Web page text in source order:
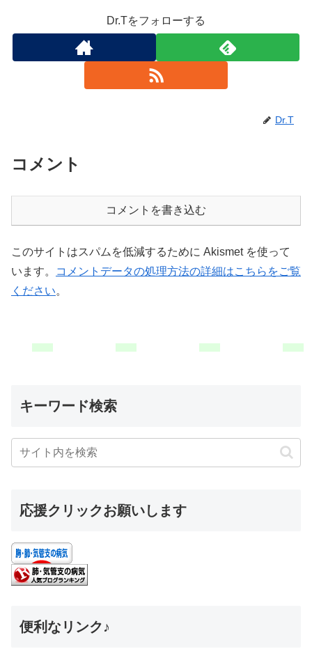
Dr.Tをフォローする
Dr.T
コメント
コメントを書き込む
このサイトはスパムを低減するために Akismet を使って
います。
コメントデータの処理方法の詳細はこちらをご覧
ください。
キーワード検索
応援クリックお願いします
便利なリンク♪